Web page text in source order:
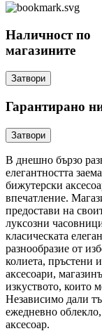
Наличност по
магазините
Затвори
Гарантирано
Затвори
В днешно бързо
елегантността
бижутерски
впечатление.
предостави на
луксозни
класическата
разнообразие от
колиета, пръстени
аксесоари,
изкуството, които
Независимо дали
ежедневно
аксесоар.